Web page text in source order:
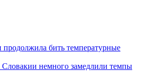
бить температурные
немного замедлили темпы